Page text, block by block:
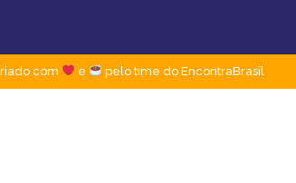
com e pelo time do EncontraBrasil